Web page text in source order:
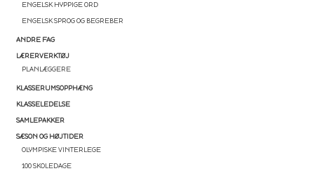
ENGELSK HYPPIGE ORD
ENGELSK SPROG OG BEGREBER
ANDRE FAG
LÆRERVERKTØJ
PLANLÆGGERE
KLASSERUMSOPPHÆNG
KLASSELEDELSE
SAMLEPAKKER
SÆSON OG HØJTIDER
OLYMPISKE VINTERLEGE
100 SKOLEDAGE